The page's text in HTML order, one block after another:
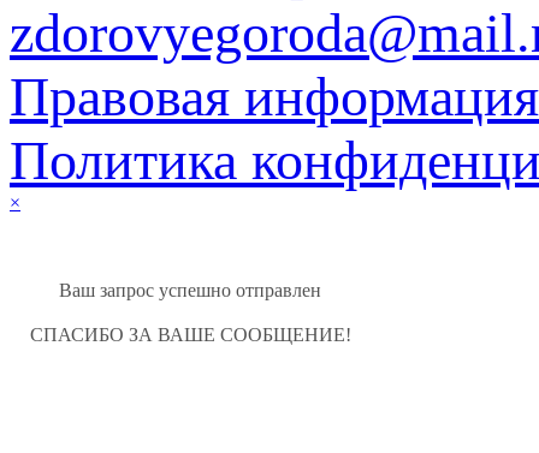
Правовая информация
Политика
×
Ваш запрос успешно отправлен
СПАСИБО ЗА ВАШЕ СООБЩЕНИЕ!